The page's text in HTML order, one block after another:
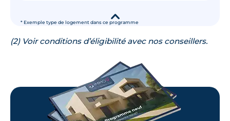
* Exemple type de logement dans ce programme
▾
(2) Voir conditions d’éligibilité avec nos conseillers.